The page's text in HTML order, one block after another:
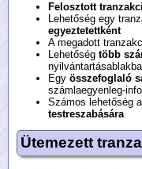
Felosztott
Lehetőség egy
egyeztetettként
A megadott
Lehetőség több
Egy összefoglaló
számlaegyenleg-
Számos lehetőség
testreszabására
Ütemezett